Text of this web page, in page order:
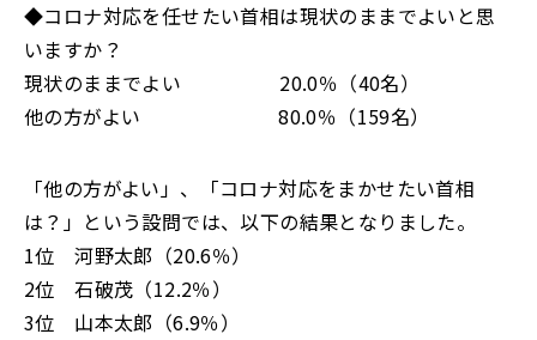
◆コロナ対応を任せたい首相は現状のままでよいと思
いますか？
現状のままでよい 20.0％（40名）
他の方がよい 80.0％（159名）
「他の方がよい」、「コロナ対応をまかせたい首相
は？」という設問では、以下の結果となりました。
1位 河野太郎（20.6％）
2位 石破茂（12.2％）
3位 山本太郎（6.9％）